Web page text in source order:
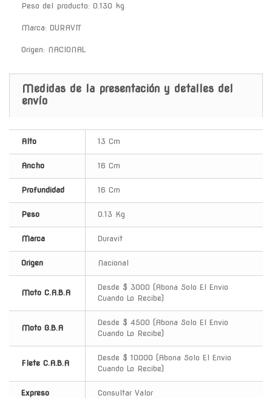
Peso del producto: 0.130 kg
Marca: DURAVIT
Origen: NACIONAL
Medidas de la presentación y detalles del
envío
Alto 13 Cm
Ancho 16 Cm
Profundidad 16 Cm
Peso 0.13 Kg
Marca Duravit
Origen Nacional
Moto C.A.B.A
Desde $ 3000 (Abona Solo El Envio
Cuando Lo Recibe)
Moto G.B.A
Desde $ 4500 (Abona Solo El Envio
Cuando Lo Recibe)
Flete C.A.B.A
Desde $ 10000 (Abona Solo El Envio
Cuando Lo Recibe)
Expreso Consultar Valor